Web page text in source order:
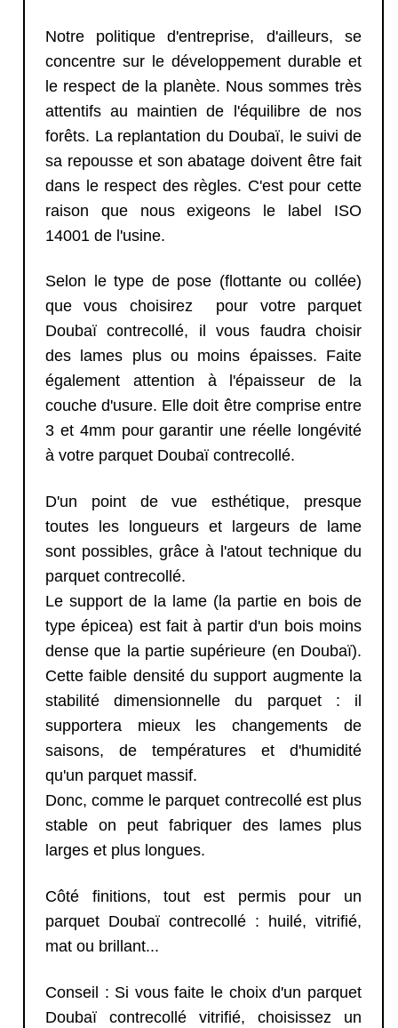
Notre politique d'entreprise, d'ailleurs, se
concentre sur le développement durable et
le respect de la planète. Nous sommes très
attentifs au maintien de l'équilibre de nos
forêts. La replantation du Doubaï, le suivi de
sa repousse et son abatage doivent être fait
dans le respect des règles. C'est pour cette
raison que nous exigeons le label ISO
14001 de l'usine.
Selon le type de pose (flottante ou collée)
que vous choisirez pour votre parquet
Doubaï contrecollé, il vous faudra choisir
des lames plus ou moins épaisses. Faite
également attention à l'épaisseur de la
couche d'usure. Elle doit être comprise entre
3 et 4mm pour garantir une réelle longévité
à votre parquet Doubaï contrecollé.
D'un point de vue esthétique, presque
toutes les longueurs et largeurs de lame
sont possibles, grâce à l'atout technique du
parquet contrecollé.
Le support de la lame (la partie en bois de
type épicea) est fait à partir d'un bois moins
dense que la partie supérieure (en Doubaï).
Cette faible densité du support augmente la
stabilité dimensionnelle du parquet : il
supportera mieux les changements de
saisons, de températures et d'humidité
qu'un parquet massif.
Donc, comme le parquet contrecollé est plus
stable on peut fabriquer des lames plus
larges et plus longues.
Côté finitions, tout est permis pour un
parquet Doubaï contrecollé : huilé, vitrifié,
mat ou brillant...
Conseil : Si vous faite le choix d'un parquet
Doubaï contrecollé vitrifié, choisissez un